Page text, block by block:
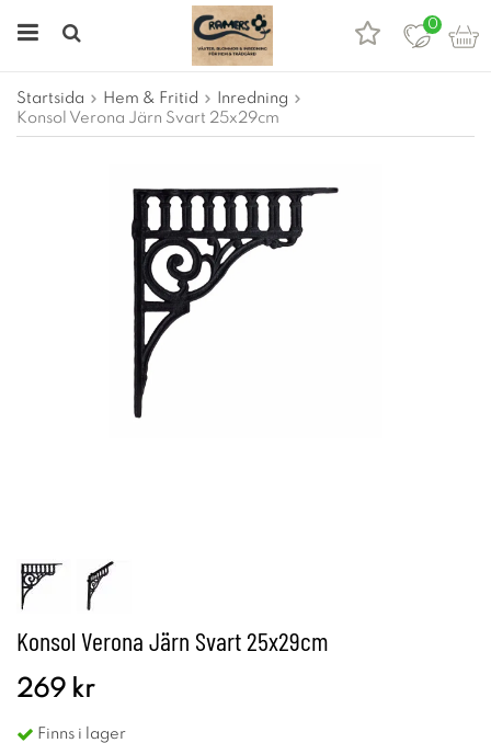
0
Startsida Hem & Fritid
Inredning
Konsol Verona Järn Svart 25x29cm
Konsol Verona Järn Svart 25x29cm
269 kr
Finns i lager